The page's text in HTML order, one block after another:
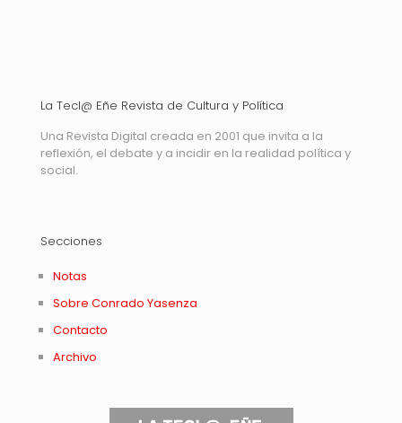
La Tecl@ Eñe Revista de Cultura y Política
Una Revista Digital creada en 2001 que invita a la
reflexión, el debate y a incidir en la realidad política y
social.
Secciones
Notas
Sobre Conrado Yasenza
Contacto
Archivo